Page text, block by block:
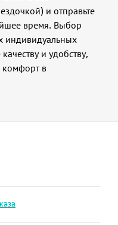
и отправьте
время. Выбор
индивидуальных
и удобству,
комфорт в